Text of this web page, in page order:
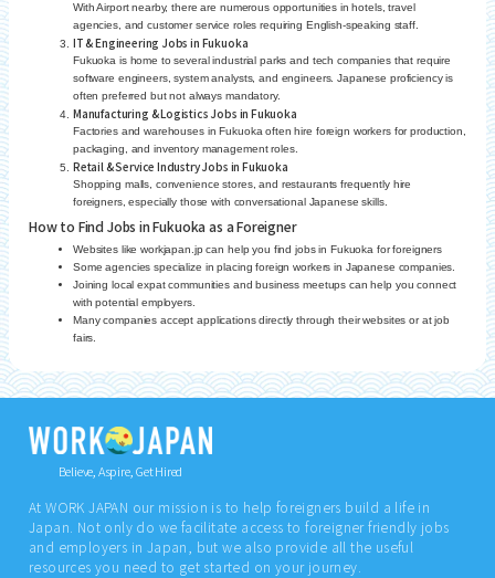
With Airport nearby, there are numerous opportunities in hotels, travel
agencies, and customer service roles requiring English-speaking staff.
IT & Engineering Jobs in Fukuoka
Fukuoka is home to several industrial parks and tech companies that require
software engineers, system analysts, and engineers. Japanese proficiency is
often preferred but not always mandatory.
Manufacturing & Logistics Jobs in Fukuoka
Factories and warehouses in Fukuoka often hire foreign workers for production,
packaging, and inventory management roles.
Retail & Service Industry Jobs in Fukuoka
Shopping malls, convenience stores, and restaurants frequently hire
foreigners, especially those with conversational Japanese skills.
How to Find Jobs in Fukuoka as a Foreigner
Websites like workjapan.jp can help you find jobs in Fukuoka for foreigners
Some agencies specialize in placing foreign workers in Japanese companies.
Joining local expat communities and business meetups can help you connect
with potential employers.
Many companies accept applications directly through their websites or at job
fairs.
Believe, Aspire, Get Hired
At WORK JAPAN our mission is to help foreigners build a life in
Japan. Not only do we facilitate access to foreigner friendly jobs
and employers in Japan, but we also provide all the useful
resources you need to get started on your journey.